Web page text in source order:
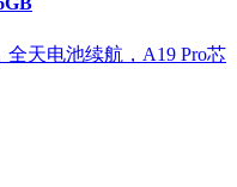
全天电池续航，A19 Pro芯